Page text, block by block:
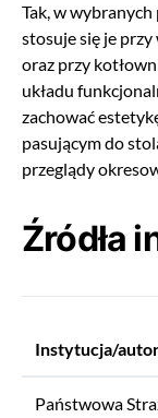
Tak, w
stosuje się je przy
oraz przy
układu
zachować
pasującym do
przeglądy
Źródła
Instytucja/
Państwowa